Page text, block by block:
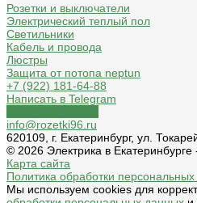
Розетки и выключатели
Электрический теплый пол
Светильники
Кабель и провода
Люстры
Защита от потопа neptun
+7 (922) 181-64-88
Написать в Telegram
info@rozetki96.ru
620109, г. Екатеринбург, ул.
© 2026 Электрика в
Карта сайта
Политика обработки
Мы используем cookies для